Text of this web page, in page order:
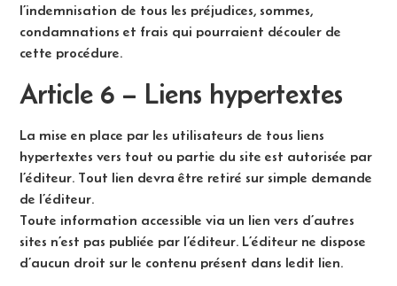
l’indemnisation de tous les préjudices, sommes,
condamnations et frais qui pourraient découler de
cette procédure.
Article 6 – Liens hypertextes
La mise en place par les utilisateurs de tous liens
hypertextes vers tout ou partie du site est autorisée par
l’éditeur. Tout lien devra être retiré sur simple demande
de l’éditeur.
Toute information accessible via un lien vers d’autres
sites n’est pas publiée par l’éditeur. L’éditeur ne dispose
d’aucun droit sur le contenu présent dans ledit lien.